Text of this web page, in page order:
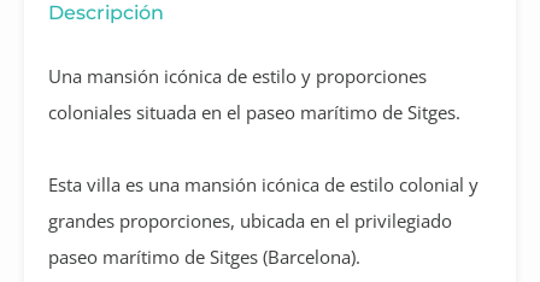
Descripción
Una mansión icónica de estilo y proporciones
coloniales situada en el paseo marítimo de Sitges.
Esta villa es una mansión icónica de estilo colonial y
grandes proporciones, ubicada en el privilegiado
paseo marítimo de Sitges (Barcelona).